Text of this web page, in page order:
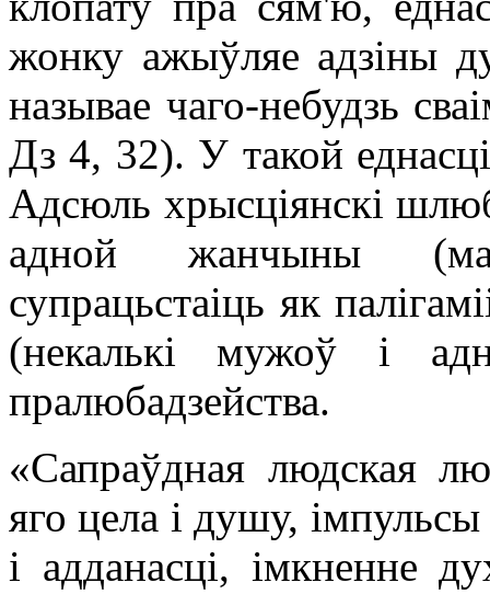
жонку ажыўляе адзіны
называе чаго-небудзь
Дз 4, 32). У такой
Адсюль хрысціянскі
адной жанчыны
супрацьстаіць як
(некалькі мужоў і
пралюбадзейства.
«Сапраўдная людская
яго цела і душу, імпульсы
і адданасці, імкненне